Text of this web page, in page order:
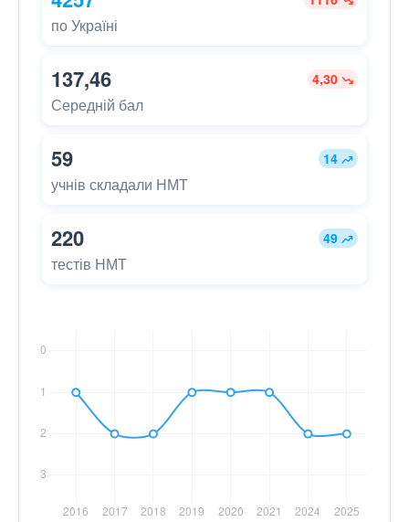
по Україні
137,46 4,30
Середній бал
59 14
учнів складали НМТ
220 49
тестів НМТ